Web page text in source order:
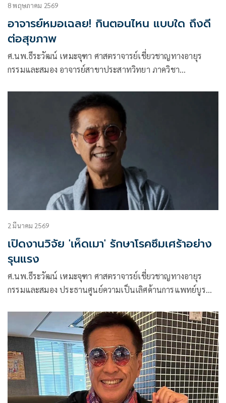
8 พฤษภาคม 2569
อาจารย์หมอเฉลย! กินตอนไหน แบบใด ถึงดี
ต่อสุขภาพ
ศ.นพ.ธีระวัฒน์ เหมะจุฑา ศาสตราจารย์เชี่ยวชาญทางอายุร
กรรมและสมอง อาจารย์สาขาประสาทวิทยา ภาควิชา
2 มีนาคม 2569
เปิดงานวิจัย 'เห็ดเมา' รักษาโรคซึมเศร้าอย่าง
รุนแรง
ศ.นพ.ธีระวัฒน์ เหมะจุฑา ศาสตราจารย์เชี่ยวชาญทางอายุร
กรรมและสมอง ประธานศูนย์ความเป็นเลิศด้านการแพทย์บูรณา
ซบุ๊กเรื่อง สถานะของเห็ดเมา